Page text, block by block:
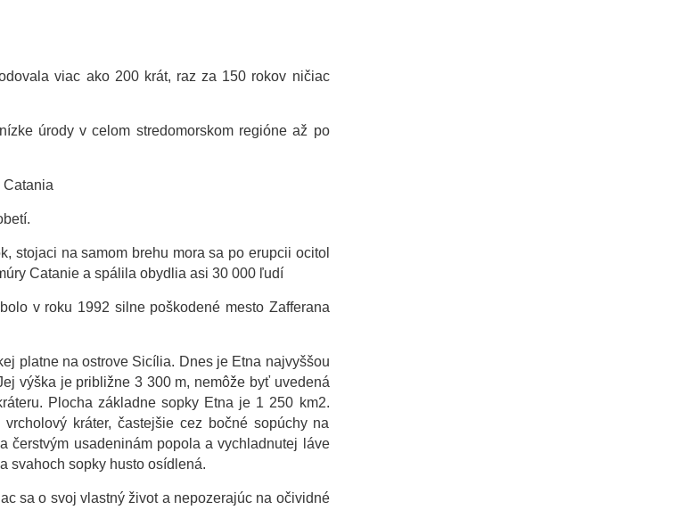
viac ako 200 krát, raz za 150 rokov ničiac
úrody v celom stredomorskom regióne až po
Catania
stojaci na samom brehu mora sa po erupcii ocitol
Catanie a spálila obydlia asi 30 000 ľudí
v roku 1992 silne poškodené mesto Zafferana
platne na ostrove Sicília. Dnes je Etna najvyššou
výška je približne 3 300 m, nemôže byť uvedená
Plocha základne sopky Etna je 1 250 km2.
kráter, častejšie cez bočné sopúchy na
čerstvým usadeninám popola a vychladnutej láve
svahoch sopky husto osídlená.
sa o svoj vlastný život a nepozerajúc na očividné